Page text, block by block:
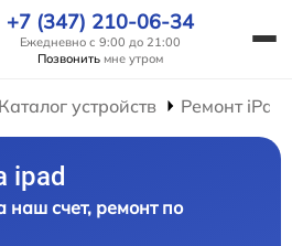
+7 (347) 210-06-34
Ежедневно с 9:00 до 21:00
Позвонить мне утром
Каталог устройств Ремонт iPad
ipad
наш счет, ремонт по